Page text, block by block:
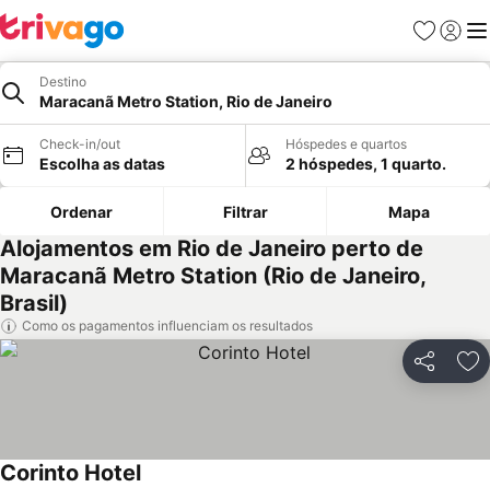
Favoritos
Iniciar
Destino
Maracanã Metro Station, Rio de Janeiro
Check-in/out
Escolha as datas
Hóspedes e quartos
2 hóspedes, 1 quarto.
Ordenar Filtrar Mapa
Alojamentos em Rio de Janeiro perto de
Maracanã Metro Station (Rio de Janeiro,
Brasil)
Como os pagamentos influenciam os resultados
Partilhar
Corinto Hotel